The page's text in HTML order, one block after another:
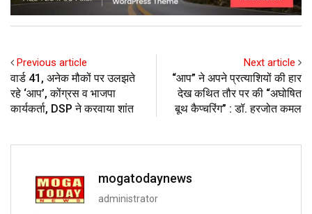
Previous article
वार्ड 41, अनेक मौकों पर उलझते
रहे ‘आप’, कोंग्रस व भाजपा
कार्यकर्ता, DSP ने करवाया शांत
Next article
“आप” ने अपने प्रत्याशियों की हार
देख कथित तौर पर की “अघोषित
बूथ कैप्चरिंग” : डॉ. हरजोत कमल
mogatodaynews
administrator